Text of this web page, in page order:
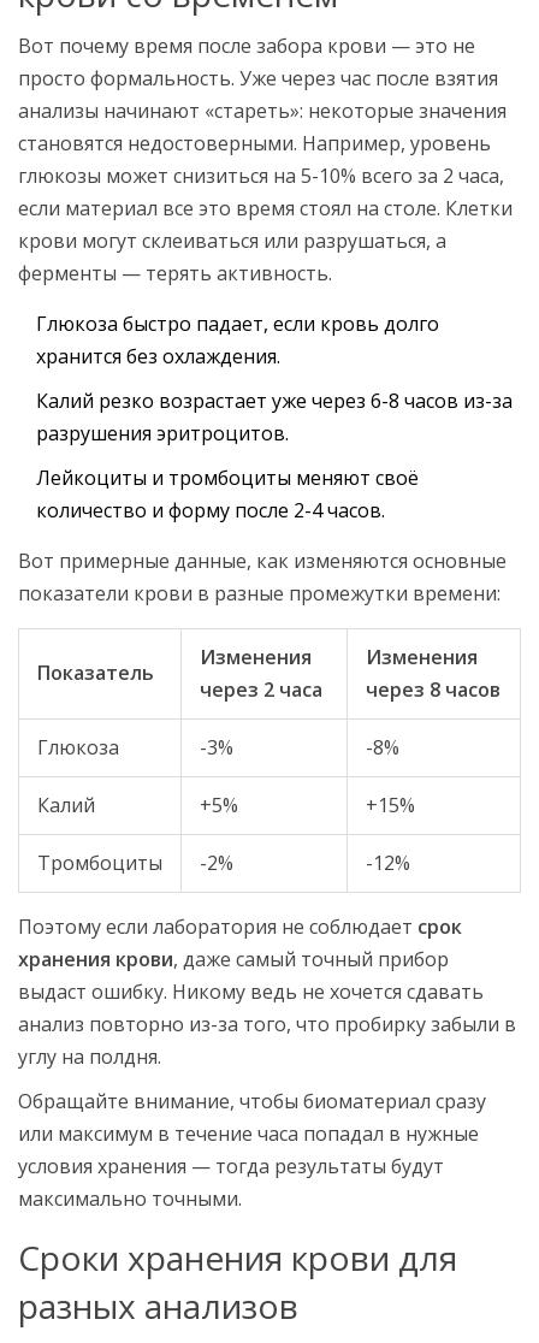
Вот почему время после забора крови — это не
просто формальность. Уже через час после взятия
анализы начинают «стареть»: некоторые значения
становятся недостоверными. Например, уровень
глюкозы может снизиться на 5-10% всего за 2 часа,
если материал все это время стоял на столе. Клетки
крови могут склеиваться или разрушаться, а
ферменты — терять активность.
Глюкоза быстро падает, если кровь долго
хранится без охлаждения.
Калий резко возрастает уже через 6-8 часов из-за
разрушения эритроцитов.
Лейкоциты и тромбоциты меняют своё
количество и форму после 2-4 часов.
Вот примерные данные, как изменяются основные
показатели крови в разные промежутки времени:
Показатель
Изменения
через 2 часа
Изменения
через 8 часов
Глюкоза -3% -8%
Калий +5% +15%
Тромбоциты -2% -12%
Поэтому если лаборатория не соблюдает срок
хранения крови, даже самый точный прибор
выдаст ошибку. Никому ведь не хочется сдавать
анализ повторно из-за того, что пробирку забыли в
углу на полдня.
Обращайте внимание, чтобы биоматериал сразу
или максимум в течение часа попадал в нужные
условия хранения — тогда результаты будут
максимально точными.
Сроки хранения крови для
разных анализов